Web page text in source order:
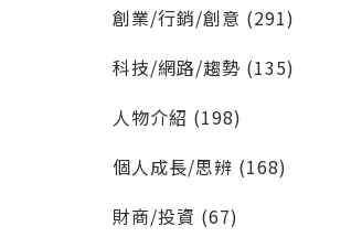
創業/行銷/創意 (291)
科技/網路/趨勢 (135)
人物介紹 (198)
個人成長/思辨 (168)
財商/投資 (67)